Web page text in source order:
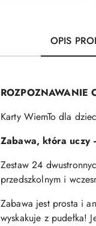
OPIS
ROZPOZNAWANIE
Karty WiemTo dla
Zabawa, która uczy
Zestaw 24
przedszkolnym i
Zabawa jest prosta i
wyskakuje z pudełka!